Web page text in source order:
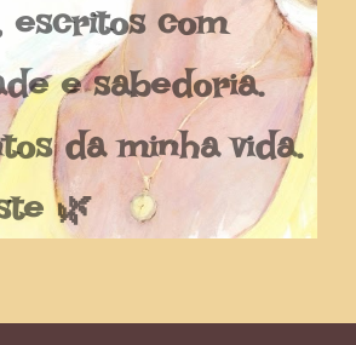
escritos com
e sabedoria.
da minha vida.
🌿